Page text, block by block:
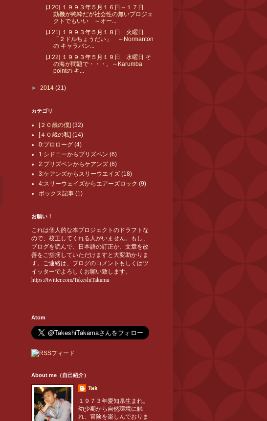
[J:20] １９９３年５月１６日～１７日
動機が純粋だが社会性の無いプロジェ
クトでもいい ～オー...
[J:21] １９９３年５月１８日 火曜日
「２ドルちょうだい」 ～Normanton
の キャラバン...
[J:22] １９９３年５月１９日 水曜日 そ
の海が問題で・・・。～Karumba
pointの キ...
► 2014 (21)
カテゴリ
[２０歳の僕] (32)
[４０歳の私] (14)
0:プロローグ (4)
1:シドニーからブリズベン (6)
2:ブリズベンからケアンズ (6)
3:ケアンズからスリーウエイズ (18)
4:スリーウェイズからエアーズロック (9)
ボックス記事 (1)
お願い！
これは個人的な本プロジェクトのドラフトな
ので、校正してくれる人がいません。もし、
ブログを読んで、日本語の訂正か、文章を改
善をご指摘していただけますと大変助かりま
す。ご連絡は、ブログのコメントもしくはツ
イッターでよろしくお願い致します。
https://twitter.com/TakeshiTakama
Atom
About me（自己紹介）
Tak
１９７３年愛知県生まれ。
幼少期から自然環境に触
れ、冒険を楽しんでおりま